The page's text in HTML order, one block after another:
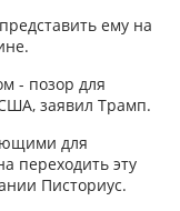
ему на
- позор для
заявил Трамп.
для
переходить эту
Писториус.